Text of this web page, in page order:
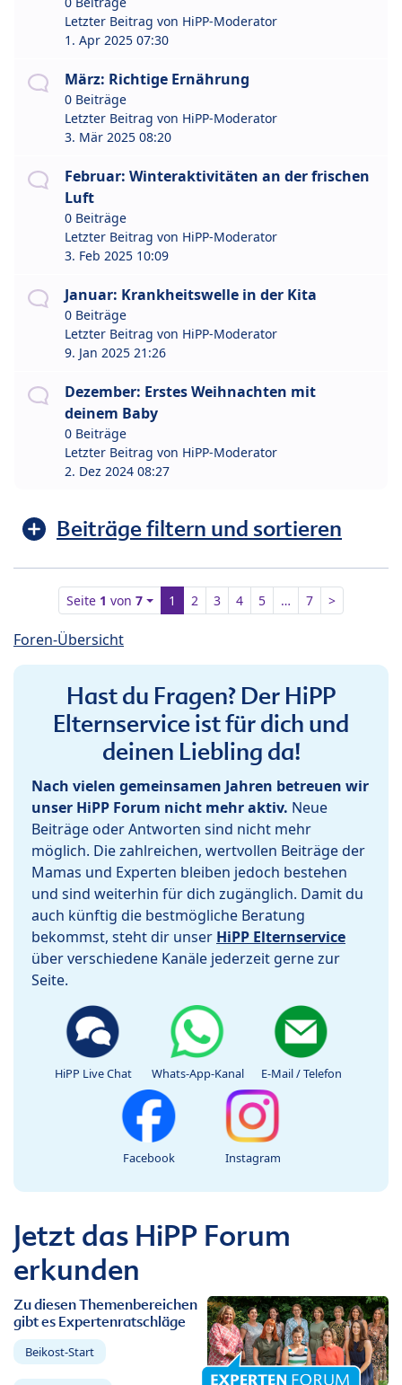
Letzter Beitrag von HiPP-Moderator
1. Apr 2025 07:30
März: Richtige Ernährung
0 Beiträge
Letzter Beitrag von HiPP-Moderator
3. Mär 2025 08:20
Februar: Winteraktivitäten an der frischen
Luft
0 Beiträge
Letzter Beitrag von HiPP-Moderator
3. Feb 2025 10:09
Januar: Krankheitswelle in der Kita
0 Beiträge
Letzter Beitrag von HiPP-Moderator
9. Jan 2025 21:26
Dezember: Erstes Weihnachten mit
deinem Baby
0 Beiträge
Letzter Beitrag von HiPP-Moderator
2. Dez 2024 08:27
Beiträge filtern und sortieren
Seite 1 von7 1 2 3 4 5 … 7 >
Foren-Übersicht
Hast du Fragen? Der HiPP
Elternservice ist für dich und
deinen Liebling da!
Nach vielen gemeinsamen Jahren betreuen wir
unser HiPP Forum nicht mehr aktiv. Neue
Beiträge oder Antworten sind nicht mehr
möglich. Die zahlreichen, wertvollen Beiträge der
Mamas und Experten bleiben jedoch bestehen
und sind weiterhin für dich zugänglich. Damit du
auch künftig die bestmögliche Beratung
bekommst, steht dir unser HiPP Elternservice
über verschiedene Kanäle jederzeit gerne zur
Seite.
HiPP Live Chat Whats-App-Kanal E-Mail / Telefon
Facebook Instagram
Jetzt das HiPP Forum
erkunden
Zu diesen Themenbereichen
gibt es Expertenratschläge
Beikost-Start